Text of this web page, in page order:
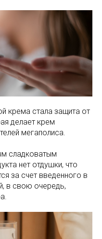
крема стала защита от
делает крем
мегаполиса.
сладковатым
нет отдушки, что
за счет введенного в
в свою очередь,